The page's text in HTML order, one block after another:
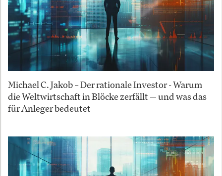
Michael C. Jakob – Der rationale Investor - Warum
die Weltwirtschaft in Blöcke zerfällt — und was das
für Anleger bedeutet